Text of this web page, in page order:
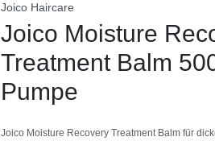
Joico Haircare
Joico Moisture
Treatment Balm
Pumpe
Joico Moisture Recovery Treatment Balm für